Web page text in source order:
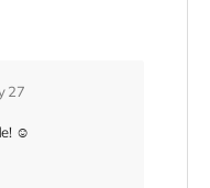
27
☺️